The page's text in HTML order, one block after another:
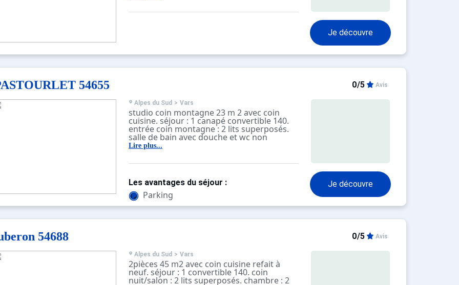
grand placard. sans balcon nord vue vallée.
Info vérité : ;
Je découvre
54655 0/5 Avis
Alpes du Sud > Vars
studio coin montagne 23 m 2 avec coin
cuisine. séjour : 1 canapé convertible 140.
entrée coin montagne : 2 lits superposés.
salle de bain avec douche et wc non
séparés. équipements : frigo, 2 plaques
salle de bain, lave vaisselle, lave linge.
sur 7 avec ascenseur. construction
classique
Lire plus...
Je découvre
Les avantages du séjour :
Parking
54688 0/5 Avis
Alpes du Sud > Vars
2pièces 45 m2 avec coin cuisine refait à
neuf. séjour : 1 convertible 140. coin
nuit/salon : 2 lits superposés. chambre : 2